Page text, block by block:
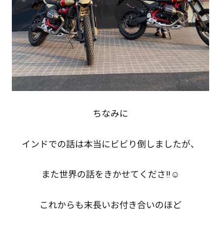
ちなみに
インドでの話は本当にビビり倒しましたが、
また世界の話をきかせてくださ‼️☺️
これからも末長いお付き合いのほど